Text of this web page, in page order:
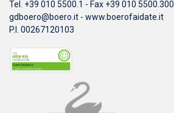
Tel. +39 010 5500.1 - Fax +39 010 5500.300
gdboero@boero.it - www.boerofaidate.it
P.I. 00267120103